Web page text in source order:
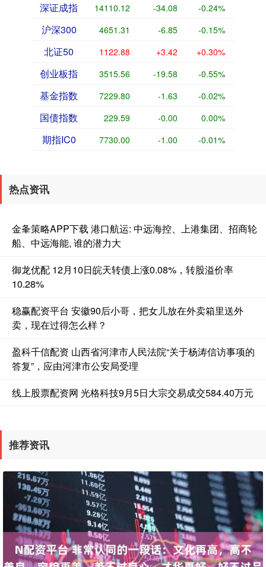
深证成指 14110.12 -34.08 -0.24%
沪深300 4651.31 -6.85 -0.15%
北证50 1122.88 +3.42 +0.30%
创业板指 3515.56 -19.58 -0.55%
基金指数 7229.80 -1.63 -0.02%
国债指数 229.59 -0.00 0.00%
期指IC0 7730.00 -1.00 -0.01%
热点资讯
金夆策略APP下载 港口航运: 中远海控、上港集团、招商轮
船、中远海能, 谁的潜力大
御龙优配 12月10日皖天转债上涨0.08%，转股溢价率
10.28%
稳赢配资平台 安徽90后小哥，把女儿放在外卖箱里送外
卖，现在过得怎么样？
盈科千信配资 山西省河津市人民法院“关于杨涛信访事项的
答复”，应由河津市公安局受理
线上股票配资网 光格科技9月5日大宗交易成交584.40万元
推荐资讯